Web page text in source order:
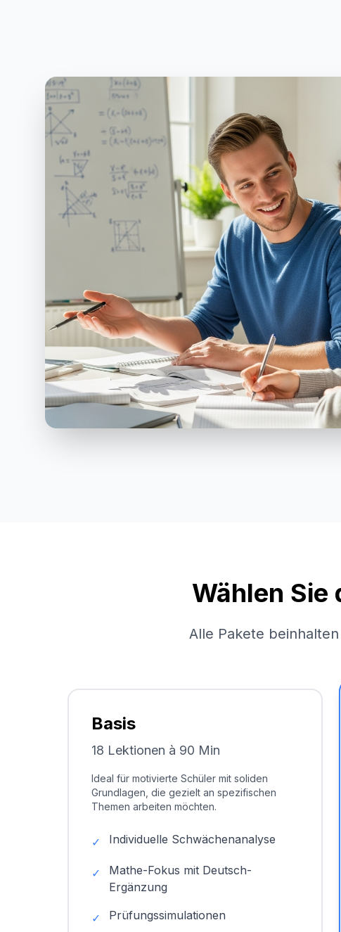
Wählen
Alle Pakete
Basis
18 Lektionen à 90 Min
Ideal für motivierte Schüler mit soliden
Grundlagen, die gezielt an spezifischen
Themen arbeiten möchten.
✓ Individuelle Schwächenanalyse
✓
Mathe-Fokus mit Deutsch-
Ergänzung
✓ Prüfungssimulationen